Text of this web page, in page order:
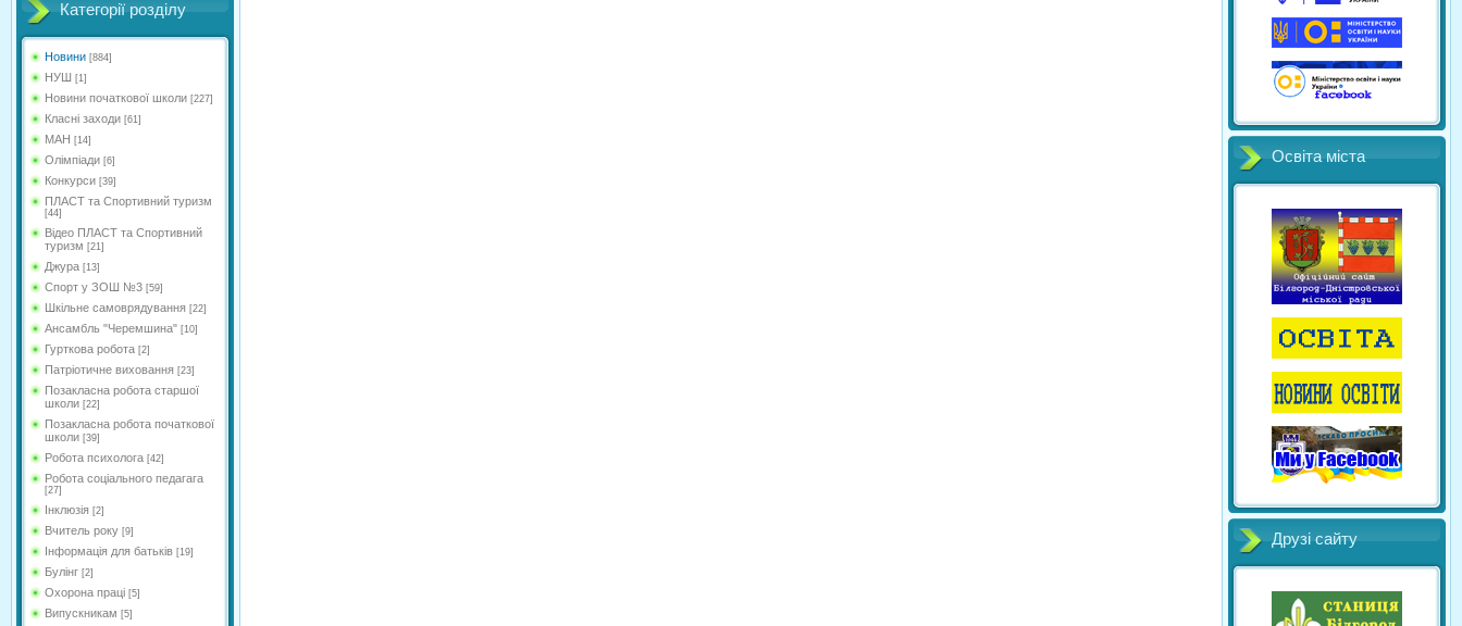
Категорії розділу
Новини [884]
НУШ [1]
Новини початкової школи [227]
Класні заходи [61]
МАН [14]
Олімпіади [6]
Конкурси [39]
ПЛАСТ та Спортивний туризм
[44]
Відео ПЛАСТ та Спортивний
туризм [21]
Джура [13]
Спорт у ЗОШ №3 [59]
Шкільне самоврядування [22]
Ансамбль "Черемшина" [10]
Гурткова робота [2]
Патріотичне виховання [23]
Позакласна робота старшої
школи [22]
Позакласна робота початкової
школи [39]
Робота психолога [42]
Робота соціального педагага
[27]
Інклюзія [2]
Вчитель року [9]
Інформація для батьків [19]
Булінг [2]
Охорона праці [5]
Випускникам [5]
Освіта міста
Друзі сайту